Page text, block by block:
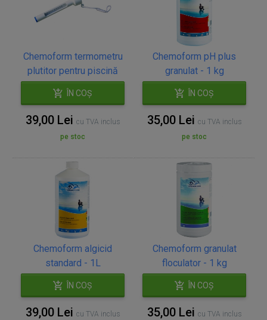
Chemoform termometru
plutitor pentru piscină
ÎN COȘ
39,00 Lei cu TVA inclus
pe stoc
Chemoform pH plus
granulat - 1 kg
ÎN COȘ
35,00 Lei cu TVA inclus
pe stoc
Chemoform algicid
standard - 1L
ÎN COȘ
39,00 Lei cu TVA inclus
Chemoform granulat
floculator - 1 kg
ÎN COȘ
35,00 Lei cu TVA inclus